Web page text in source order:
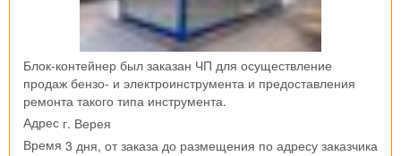
Блок-контейнер был заказан ЧП для осуществление
продаж бензо- и электроинструмента и предоставления
ремонта такого типа инструмента.
Адрес г. Верея
Время 3 дня, от заказа до размещения по адресу заказчика